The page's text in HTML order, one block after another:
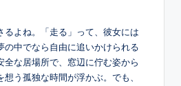
よね。「走る」って、彼女には
の中でなら自由に追いかけられる
全な居場所で、窓辺に佇む姿から
う孤独な時間が浮かぶ。でも、